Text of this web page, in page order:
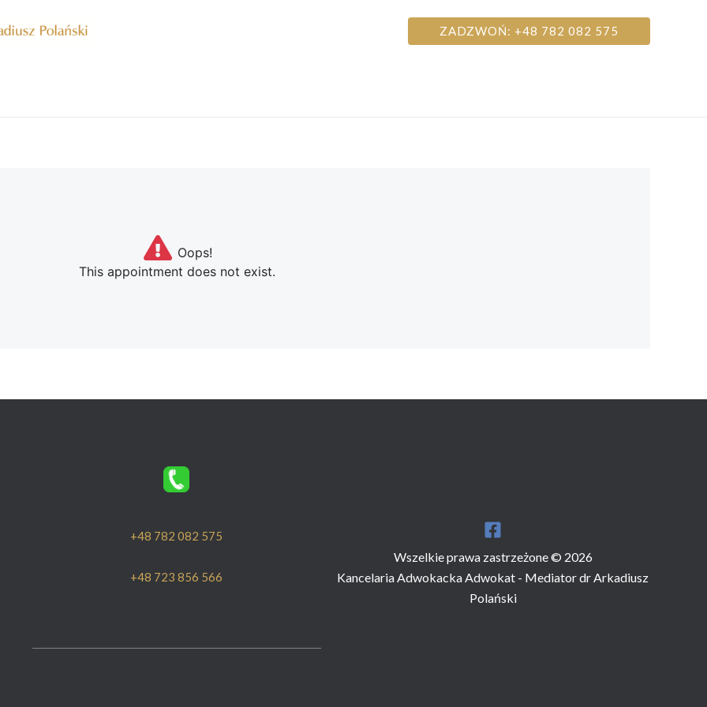
ZADZWOŃ: +48 782 082 575
Oops!
This appointment does not exist.
+48 782 082 575
+48 723 856 566
Wszelkie prawa zastrzeżone © 2026
Kancelaria Adwokacka Adwokat - Mediator dr Arkadiusz
Polański